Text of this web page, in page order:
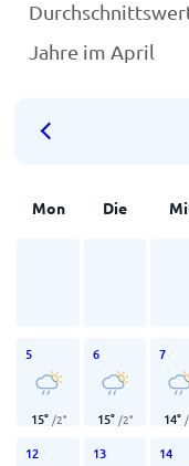
Jahre im April
Mon Die
5
15° /2°
6
15° /2°
7
14° /
12 13 14